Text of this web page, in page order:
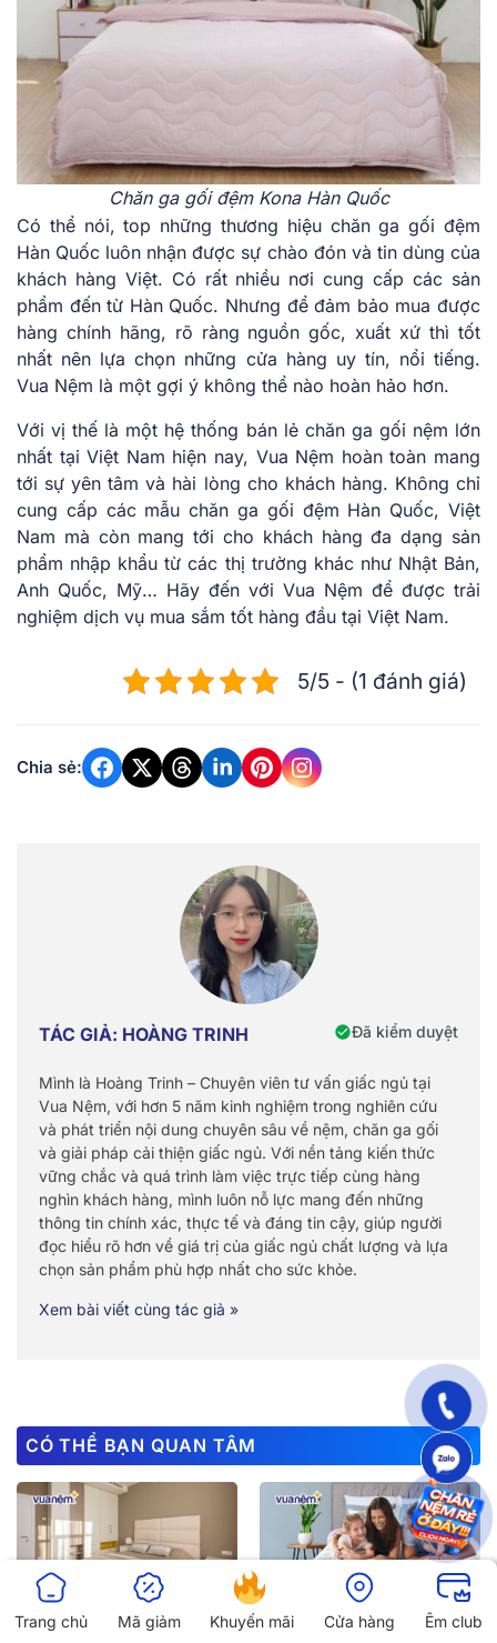
Chăn ga gối đệm Kona Hàn Quốc
Có thể nói, top những thương hiệu chăn ga gối đệm
Hàn Quốc luôn nhận được sự chào đón và tin dùng của
khách hàng Việt. Có rất nhiều nơi cung cấp các sản
phẩm đến từ Hàn Quốc. Nhưng để đảm bảo mua được
hàng chính hãng, rõ ràng nguồn gốc, xuất xứ thì tốt
nhất nên lựa chọn những cửa hàng uy tín, nổi tiếng.
Vua Nệm là một gợi ý không thể nào hoàn hảo hơn.
Với vị thế là một hệ thống bán lẻ chăn ga gối nệm lớn
nhất tại Việt Nam hiện nay, Vua Nệm hoàn toàn mang
tới sự yên tâm và hài lòng cho khách hàng. Không chỉ
cung cấp các mẫu chăn ga gối đệm Hàn Quốc, Việt
Nam mà còn mang tới cho khách hàng đa dạng sản
phẩm nhập khẩu từ các thị trường khác như Nhật Bản,
Anh Quốc, Mỹ… Hãy đến với Vua Nệm để được trải
nghiệm dịch vụ mua sắm tốt hàng đầu tại Việt Nam.
5/5 - (1 đánh giá)
Chia sẻ:
TÁC GIẢ: HOÀNG TRINH Đã kiểm duyệt
Mình là Hoàng Trinh – Chuyên viên tư vấn giấc ngủ tại
Vua Nệm, với hơn 5 năm kinh nghiệm trong nghiên cứu
và phát triển nội dung chuyên sâu về nệm, chăn ga gối
và giải pháp cải thiện giấc ngủ. Với nền tảng kiến thức
vững chắc và quá trình làm việc trực tiếp cùng hàng
nghìn khách hàng, mình luôn nỗ lực mang đến những
thông tin chính xác, thực tế và đáng tin cậy, giúp người
đọc hiểu rõ hơn về giá trị của giấc ngủ chất lượng và lựa
chọn sản phẩm phù hợp nhất cho sức khỏe.
Xem bài viết cùng tác giả »
CÓ THỂ BẠN QUAN TÂM
Top 10 thương hiệu nệm
Top 10 thương hiệu chăn ga
Trang chủ Mã giảm Khuyến mãi Cửa hàng Êm club